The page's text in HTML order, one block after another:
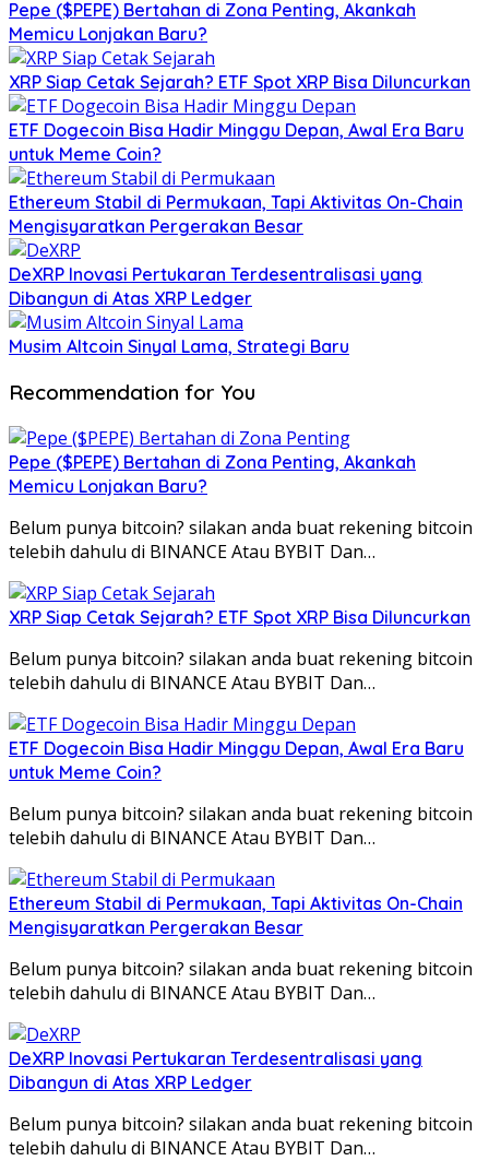
Pepe ($PEPE) Bertahan di Zona Penting, Akankah
Memicu Lonjakan Baru?
XRP Siap Cetak Sejarah? ETF Spot XRP Bisa Diluncurkan
ETF Dogecoin Bisa Hadir Minggu Depan, Awal Era Baru
untuk Meme Coin?
Ethereum Stabil di Permukaan, Tapi Aktivitas On-Chain
Mengisyaratkan Pergerakan Besar
DeXRP Inovasi Pertukaran Terdesentralisasi yang
Dibangun di Atas XRP Ledger
Musim Altcoin Sinyal Lama, Strategi Baru
Recommendation for You
Pepe ($PEPE) Bertahan di Zona Penting, Akankah
Memicu Lonjakan Baru?
Belum punya bitcoin? silakan anda buat rekening bitcoin
telebih dahulu di BINANCE Atau BYBIT Dan…
XRP Siap Cetak Sejarah? ETF Spot XRP Bisa Diluncurkan
Belum punya bitcoin? silakan anda buat rekening bitcoin
telebih dahulu di BINANCE Atau BYBIT Dan…
ETF Dogecoin Bisa Hadir Minggu Depan, Awal Era Baru
untuk Meme Coin?
Belum punya bitcoin? silakan anda buat rekening bitcoin
telebih dahulu di BINANCE Atau BYBIT Dan…
Ethereum Stabil di Permukaan, Tapi Aktivitas On-Chain
Mengisyaratkan Pergerakan Besar
Belum punya bitcoin? silakan anda buat rekening bitcoin
telebih dahulu di BINANCE Atau BYBIT Dan…
DeXRP Inovasi Pertukaran Terdesentralisasi yang
Dibangun di Atas XRP Ledger
Belum punya bitcoin? silakan anda buat rekening bitcoin
telebih dahulu di BINANCE Atau BYBIT Dan…